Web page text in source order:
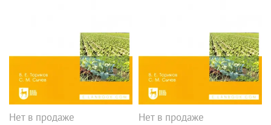
Нет в продаже
Нет в продаже